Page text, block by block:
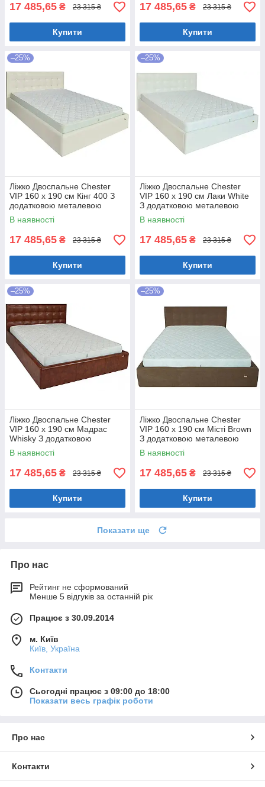
17 485,65 ₴ 23 315 ₴
Купити
17 485,65 ₴ 23 315 ₴
Купити
–25%
Ліжко Двоспальне Chester
VIP 160 х 190 см Кінг 400 З
додатковою металевою
цільнозварною рамою C1
Білий
В наявності
17 485,65 ₴ 23 315 ₴
Купити
–25%
Ліжко Двоспальне Chester
VIP 160 х 190 см Лаки White
З додатковою металевою
цільнозварною рамою Білий
В наявності
17 485,65 ₴ 23 315 ₴
Купити
–25%
Ліжко Двоспальне Chester
VIP 160 х 190 см Мадрас
Whisky З додатковою
металевою цільнозварною
рамою Коричневий
В наявності
17 485,65 ₴ 23 315 ₴
Купити
–25%
Ліжко Двоспальне Chester
VIP 160 х 190 см Місті Brown
З додатковою металевою
цільнозварною рамою
Коричневий
В наявності
17 485,65 ₴ 23 315 ₴
Купити
Показати ще
Про нас
Рейтинг не сформований
Менше 5 відгуків за останній рік
Працює з 30.09.2014
м. Київ
Київ, Україна
Контакти
Сьогодні працює з 09:00 до 18:00
Показати весь графік роботи
Про нас
Контакти